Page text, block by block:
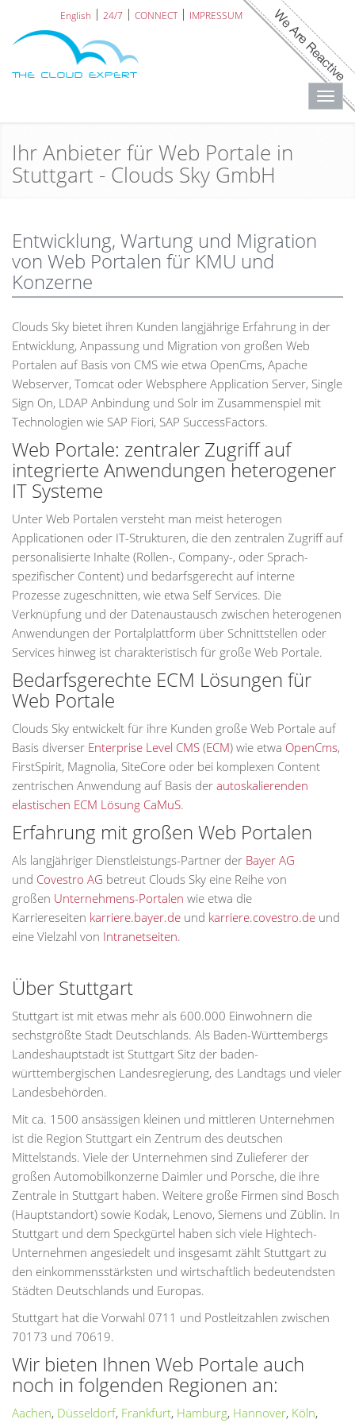
English 24/7 CONNECT IMPRESSUM
Ihr Anbieter für Web Portale in
Stuttgart - Clouds Sky GmbH
Entwicklung, Wartung und Migration
von Web Portalen für KMU und
Konzerne
Clouds Sky bietet ihren Kunden langjährige Erfahrung in der
Entwicklung, Anpassung und Migration von großen Web
Portalen auf Basis von CMS wie etwa OpenCms, Apache
Webserver, Tomcat oder Websphere Application Server, Single
Sign On, LDAP Anbindung und Solr im Zusammenspiel mit
Technologien wie SAP Fiori, SAP SuccessFactors.
Web Portale: zentraler Zugriff auf
integrierte Anwendungen heterogener
IT Systeme
Unter Web Portalen versteht man meist heterogen
Applicationen oder IT-Strukturen, die den zentralen Zugriff auf
personalisierte Inhalte (Rollen-, Company-, oder Sprach-
spezifischer Content) und bedarfsgerecht auf interne
Prozesse zugeschnitten, wie etwa Self Services. Die
Verknüpfung und der Datenaustausch zwischen heterogenen
Anwendungen der Portalplattform über Schnittstellen oder
Services hinweg ist charakteristisch für große Web Portale.
Bedarfsgerechte ECM Lösungen für
Web Portale
Clouds Sky entwickelt für ihre Kunden große Web Portale auf
Basis diverser Enterprise Level CMS (ECM) wie etwa OpenCms,
FirstSpirit, Magnolia, SiteCore oder bei komplexen Content
zentrischen Anwendung auf Basis der autoskalierenden
elastischen ECM Lösung CaMuS.
Erfahrung mit großen Web Portalen
Als langjähriger Dienstleistungs-Partner der Bayer AG
und Covestro AG betreut Clouds Sky eine Reihe von
großen Unternehmens-Portalen wie etwa die
Karriereseiten karriere.bayer.de und karriere.covestro.de und
eine Vielzahl von Intranetseiten.
Über Stuttgart
Stuttgart ist mit etwas mehr als 600.000 Einwohnern die
sechstgrößte Stadt Deutschlands. Als Baden-Württembergs
Landeshauptstadt ist Stuttgart Sitz der baden-
württembergischen Landesregierung, des Landtags und vieler
Landesbehörden.
Mit ca. 1500 ansässigen kleinen und mittleren Unternehmen
ist die Region Stuttgart ein Zentrum des deutschen
Mittelstands. Viele der Unternehmen sind Zulieferer der
großen Automobilkonzerne Daimler und Porsche, die ihre
Zentrale in Stuttgart haben. Weitere große Firmen sind Bosch
(Hauptstandort) sowie Kodak, Lenovo, Siemens und Züblin. In
Stuttgart und dem Speckgürtel haben sich viele Hightech-
Unternehmen angesiedelt und insgesamt zählt Stuttgart zu
den einkommensstärksten und wirtschaftlich bedeutendsten
Städten Deutschlands und Europas.
Stuttgart hat die Vorwahl 0711 und Postleitzahlen zwischen
70173 und 70619.
Wir bieten Ihnen Web Portale auch
noch in folgenden Regionen an:
Aachen, Düsseldorf, Frankfurt, Hamburg, Hannover, Köln,